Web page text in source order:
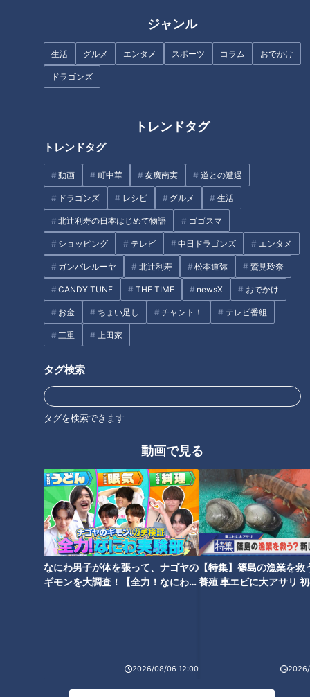
ジャンル
生活 グルメ エンタメ スポーツ コラム おでかけ
ドラゴンズ
トレンドタグ
トレンドタグ
動画 町中華 友廣南実 道との遭遇
ドラゴンズ レシピ グルメ 生活
北辻利寿の日本はじめて物語 ゴゴスマ
ショッピング テレビ 中日ドラゴンズ エンタメ
ガンバレルーヤ 北辻利寿 松本道弥 鷲見玲奈
CANDY TUNE THE TIME newsX おでかけ
お金 ちょい足し チャント！ テレビ番組
三重 上田家
タグ検索
タグを検索できます
動画で見る
なにわ男子が体を張って、ナゴヤの
ギモンを大調査！【全力！なにわ実
2026/08/06 12:00
【特集】篠島の漁業を救
養殖 車エビに大アサリ
朝6時、トイレで心が折れかけ…
ＣＢＣ松本道弥アナ、国府宮は
だか祭に体当たり
【はだか祭WEEK】はだか男が
集結するホテルの“舞台裏”【チ
ャント！】
「鬼まんじゅう」の作り方【キ
ユーピー３分クッキング】
チャント！ 寺坂頼我
オススメ関連コンテンツ
「すごい痩せましたね！」…世
界一楽なスクワット！？ダイエ
ットのスペシャリストに学ぶ
「無理なくやせる方法」
朝の歯みがきは「起床後」
or「朝食後」？歯科医師が推奨
する歯みがきのタイミングとは